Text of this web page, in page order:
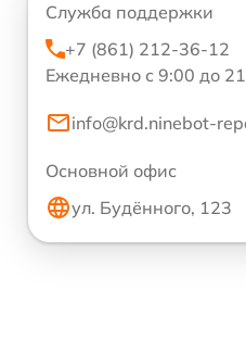
Служба поддержки
+7 (861) 212-36-12
Ежедневно с 9:00 до
info@krd.ninebot-
Основной офис
ул. Будённого, 123